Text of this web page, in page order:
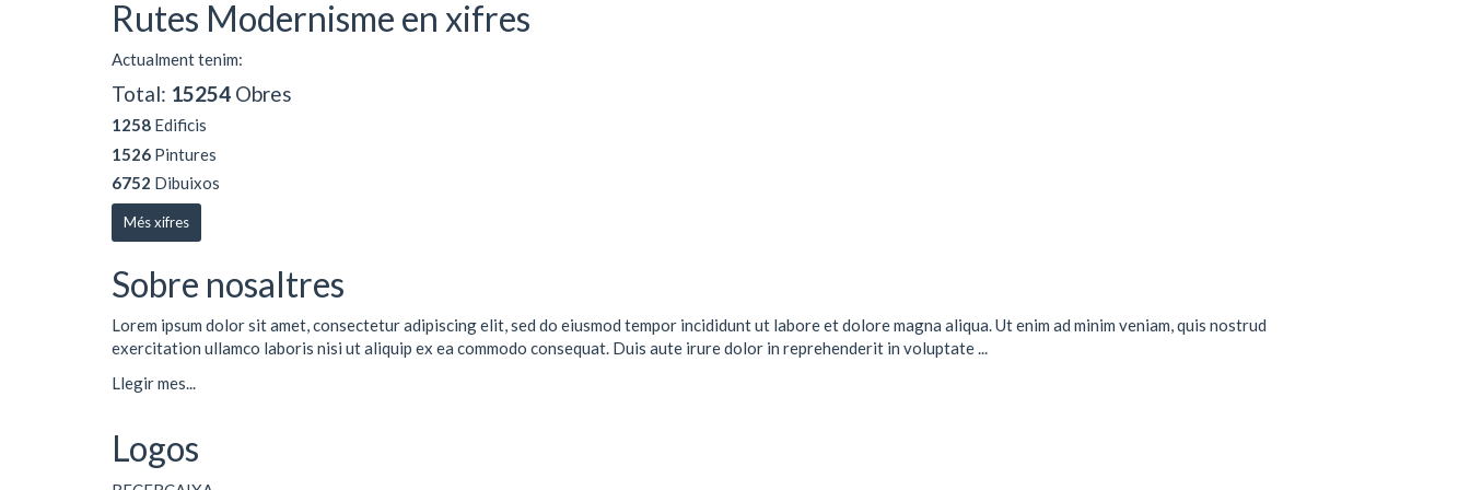
Rutes Modernisme en xifres
Actualment tenim:
Total: 15254 Obres
1258 Edificis
1526 Pintures
6752 Dibuixos
Més xifres
Sobre nosaltres
Lorem ipsum dolor sit amet, consectetur adipiscing elit, sed do eiusmod tempor incididunt ut labore et dolore magna aliqua. Ut enim ad minim veniam, quis nostrud
exercitation ullamco laboris nisi ut aliquip ex ea commodo consequat. Duis aute irure dolor in reprehenderit in voluptate ...
Llegir mes...
Logos